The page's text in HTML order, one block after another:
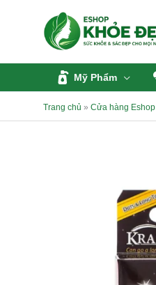
Mỹ Phẩm
Trang chủ » Cửa hàng Eshop